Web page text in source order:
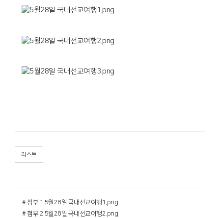
리스트
# 첨부 1.5월28일 국내선교여행1.png
# 첨부 2.5월28일 국내선교여행2.png